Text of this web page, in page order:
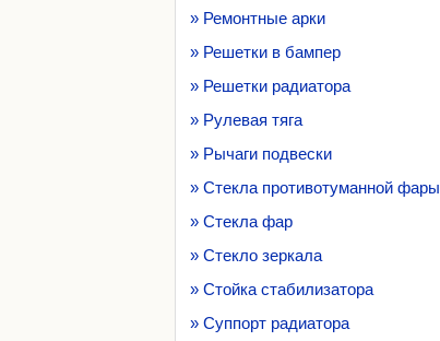
» Ремонтные арки
» Решетки в бампер
» Решетки радиатора
» Рулевая тяга
» Рычаги подвески
» Стекла противотуманной фары
» Стекла фар
» Стекло зеркала
» Стойка стабилизатора
» Суппорт радиатора